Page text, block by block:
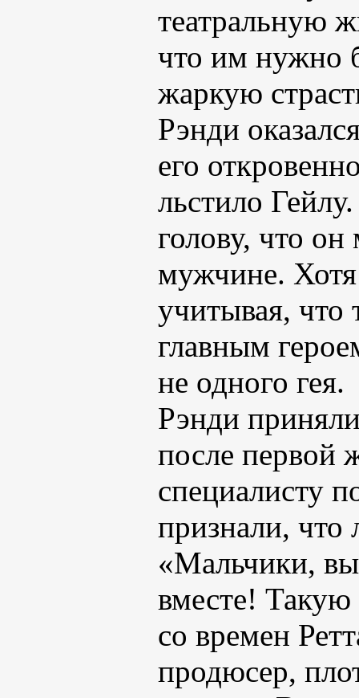
театральную
что им нужно
жаркую
Рэнди
его
льстило
голову, что
мужчине. Хотя
учитывая, что
главным
не одного гея.
Рэнди
после первой
специалисту
признали,
«Мальчики, вы
вместе! Такую
со времен
продюсер,